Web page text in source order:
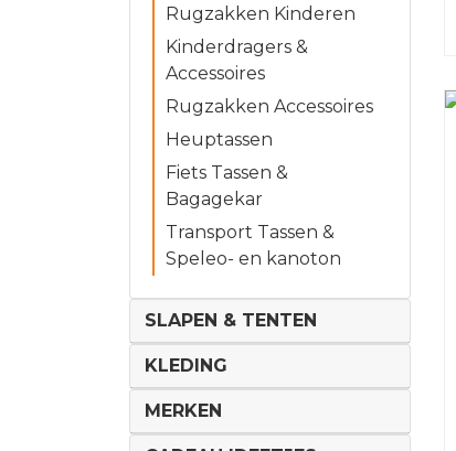
Rugzakken Kinderen
Kinderdragers &
Accessoires
Rugzakken Accessoires
Heuptassen
Fiets Tassen &
Bagagekar
Transport Tassen &
Speleo- en kanoton
SLAPEN & TENTEN
KLEDING
MERKEN